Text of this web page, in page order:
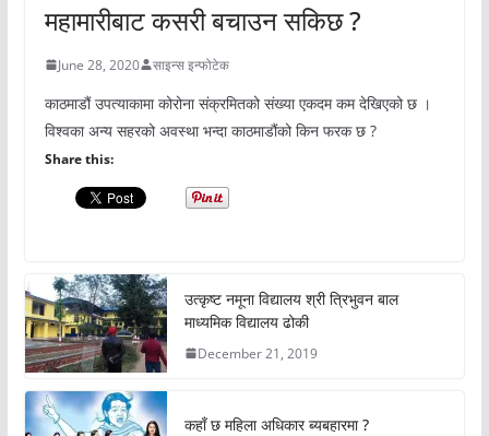
महामारीबाट कसरी बचाउन सकिछ ?
June 28, 2020 साइन्स इन्फोटेक
काठमाडौं उपत्याकामा कोरोना संक्रमितको संख्या एकदम कम देखिएको छ ।
विश्वका अन्य सहरको अवस्था भन्दा काठमाडौंको किन फरक छ ?
Share this:
उत्कृष्ट नमूना विद्यालय श्री त्रिभुवन बाल
माध्यमिक विद्यालय ढोकी
December 21, 2019
कहाँ छ महिला अधिकार ब्यबहारमा ?